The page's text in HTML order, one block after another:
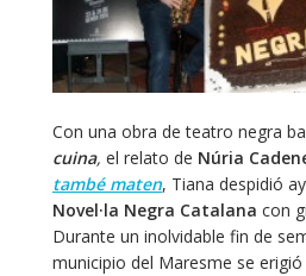
Con una obra de teatro negra
cuina, el relato de Núria
també maten, Tiana despidió
Novel·la Negra Catalana con
Durante un inolvidable fin de
municipio del Maresme se erigió